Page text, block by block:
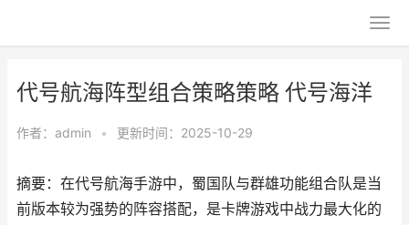
代号航海阵型组合策略策略 代号海洋
作者： admin • 更新时间：2025-10-29
摘要：在代号航海手游中，蜀国队与群雄功能组合队是当
前版本较为强势的阵容搭配，是卡牌游戏中战力最大化的